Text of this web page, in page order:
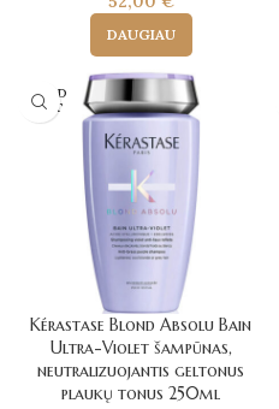
DAUGIAU
SOLD
OUT
Kérastase Blond Absolu Bain
Ultra-Violet šampūnas,
neutralizuojantis geltonus
plaukų tonus 250ml